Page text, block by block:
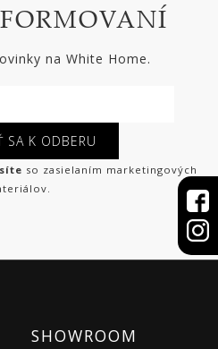
na White Home.
SA K ODBERU
so zasielaním marketingových
SHOWROOM